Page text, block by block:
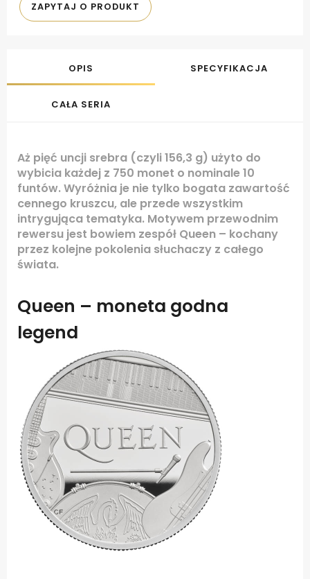
ZAPYTAJ O PRODUKT
OPIS SPECYFIKACJA
CAŁA SERIA
Aż pięć uncji srebra (czyli 156,3 g) użyto do
wybicia każdej z 750 monet o nominale 10
funtów. Wyróżnia je nie tylko bogata zawartość
cennego kruszcu, ale przede wszystkim
intrygująca tematyka. Motywem przewodnim
rewersu jest bowiem zespół Queen – kochany
przez kolejne pokolenia słuchaczy z całego
świata.
Queen – moneta godna
legend